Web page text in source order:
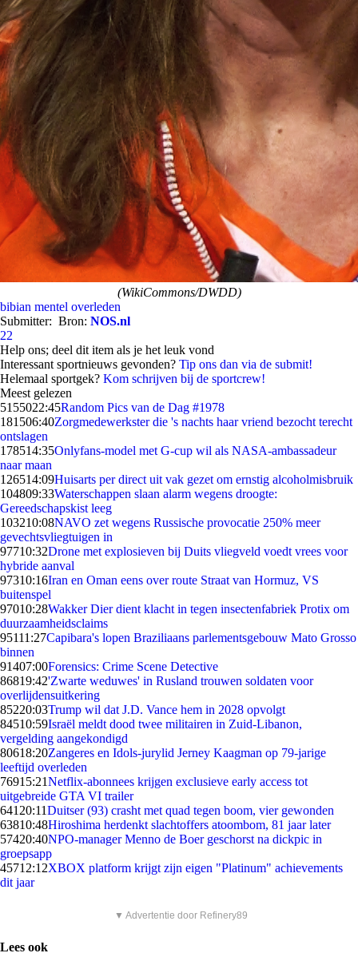
(WikiCommons/DWDD)
bibian mentel overleden
Submitter: Bron: NOS.nl
22
Help ons; deel dit item als je het leuk vond
Interessant sportnieuws gevonden? Tip ons dan via de submit!
Helemaal sportgek? Kom schrijven bij de sportcrew!
Meest gelezen
5155022:45Random Pics van de Dag #1978
181506:40Zorgmedewerkster die 's nachts haar vriend bezocht terecht
ontslagen
178514:35Onlyfans-model met G-cup wil als NASA-ambassadeur
naar maan
126514:09Huisarts per direct uit vak gezet om ernstig alcoholmisbruik
104809:33Waterschappen slaan alarm wegens droogte:
Gereedschapskist leeg
103210:08NAVO zet wegens Russische provocatie 250% meer
gevechtsvliegtuigen in
97710:32Drone met explosieven bij Duits vliegveld voedt vrees voor
hybride aanval
97310:16Iran en Oman eens over route Straat van Hormuz, VS
buitenspel
97010:28Wakker Dier dient klacht in tegen insectenfabriek Protix om
duurzaamheidsclaims
95111:27Capibara's lopen Braziliaans parlementsgebouw Mato Grosso
binnen
91407:00Forensics: Crime Scene Detective
86819:42'Zwarte weduwes' in Rusland trouwen soldaten voor
overlijdensuitkering
85220:03Trump wil dat J.D. Vance hem in 2028 opvolgt
84510:59Israël meldt dood twee militairen in Zuid-Libanon,
vergelding aangekondigd
80618:20Zangeres en Idols-jurylid Jerney Kaagman op 79-jarige
leeftijd overleden
76915:21Netflix-abonnees krijgen exclusieve early access tot
uitgebreide GTA VI trailer
641 20:11Duitser (93) crasht met quad tegen boom, vier gewonden
63810:48Hiroshima herdenkt slachtoffers atoombom, 81 jaar later
57420:40NPO-manager Menno de Boer geschorst na dickpic in
groepsapp
45712:12XBOX platform krijgt zijn eigen "Platinum" achievements
dit jaar
▼ Advertentie door Refinery89
Lees ook